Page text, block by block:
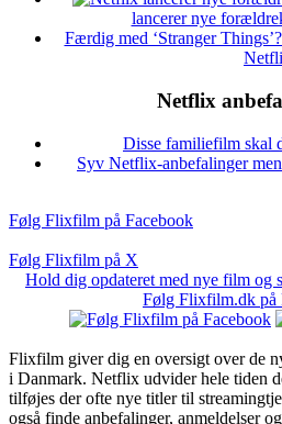
lancerer nye
Færdig med ‘Stranger
Netflix
Disse familiefilm skal
Syv Netflix-anbefalinger
Følg Flixfilm på Facebook
Følg Flixfilm på X
Hold dig opdateret med nye film og
Følg Flixfilm.dk på
Flixfilm giver dig en oversigt over de
i Danmark. Netflix udvider hele tiden
tilføjes der ofte nye titler til
også finde anbefalinger, anmeldelser